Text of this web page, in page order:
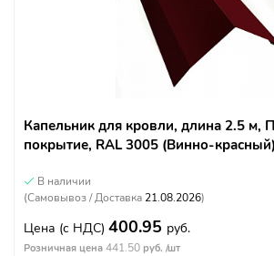
Капельник для кровли, длина 2.5 м,
покрытие, RAL 3005 (Винно-красный)
В наличии
(Самовывоз / Доставка 21.08.2026)
Цена (с НДС) 400.95 руб.
Розничная цена 441.50 руб. /шт